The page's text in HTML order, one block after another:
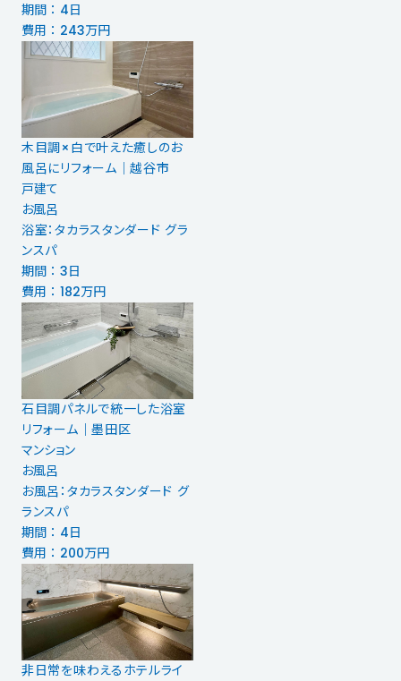
期間 ： 4日
費用 ： 243万円
木目調×白で叶えた癒しのお
風呂にリフォーム｜越谷市
戸建て
お風呂
浴室：タカラスタンダード グラ
ンスパ
期間 ： 3日
費用 ： 182万円
石目調パネルで統一した浴室
リフォーム｜墨田区
マンション
お風呂
お風呂：タカラスタンダード グ
ランスパ
期間 ： 4日
費用 ： 200万円
非日常を味わえるホテルライ